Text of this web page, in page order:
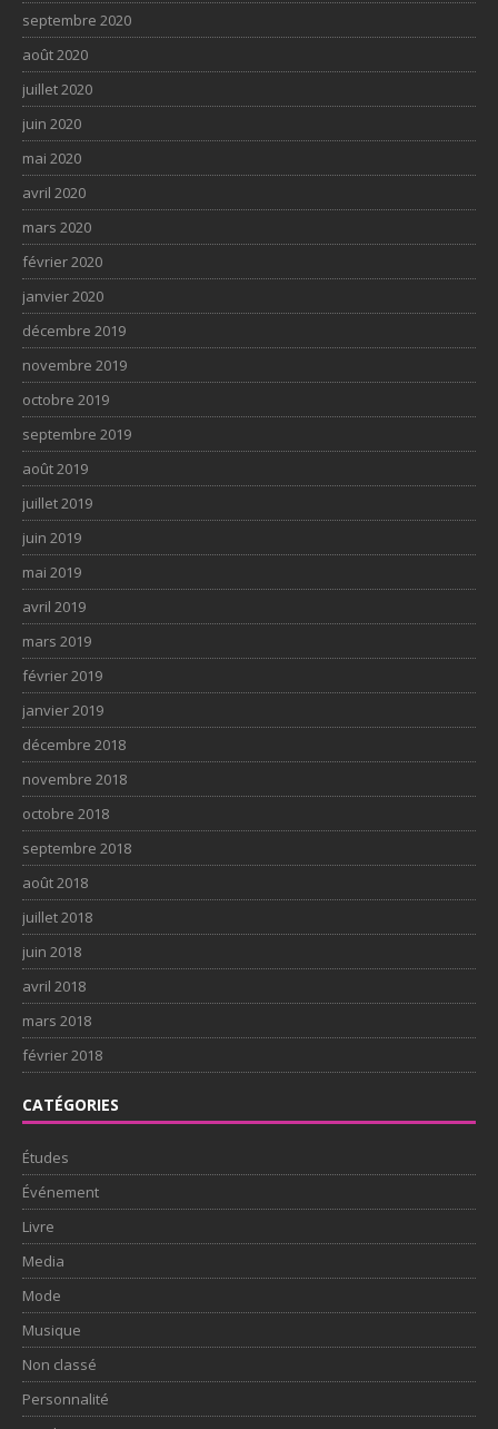
septembre 2020
août 2020
juillet 2020
juin 2020
mai 2020
avril 2020
mars 2020
février 2020
janvier 2020
décembre 2019
novembre 2019
octobre 2019
septembre 2019
août 2019
juillet 2019
juin 2019
mai 2019
avril 2019
mars 2019
février 2019
janvier 2019
décembre 2018
novembre 2018
octobre 2018
septembre 2018
août 2018
juillet 2018
juin 2018
avril 2018
mars 2018
février 2018
CATÉGORIES
Études
Événement
Livre
Media
Mode
Musique
Non classé
Personnalité